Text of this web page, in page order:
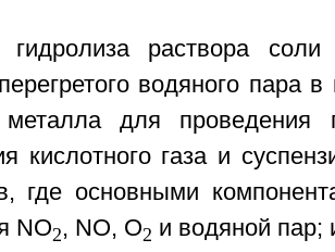
гидролиза раствора
водяного пара
металла для проведения
кислотного газа и
где основными
NO2, NO, O2 и водяной пар;